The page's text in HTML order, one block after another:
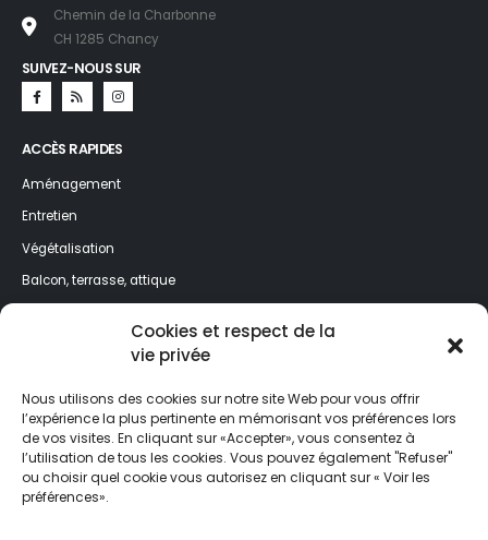
Cookies et respect de la
vie privée
Nous utilisons des cookies sur notre site Web pour vous offrir
l’expérience la plus pertinente en mémorisant vos préférences lors
de vos visites. En cliquant sur «Accepter», vous consentez à
l’utilisation de tous les cookies. Vous pouvez également "Refuser"
ou choisir quel cookie vous autorisez en cliquant sur « Voir les
préférences».
Chemin de la Charbonne
CH 1285 Chancy
SUIVEZ-NOUS SUR
ACCÈS RAPIDES
Aménagement
Entretien
Végétalisation
Balcon, terrasse, attique
Profitez de nos meilleurs conseils toute l’année ! Inscrivez-vous à la
newsletter et ne ratez rien de l'actualité de Jardin&Décoration.